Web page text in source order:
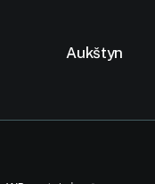
Aukštyn